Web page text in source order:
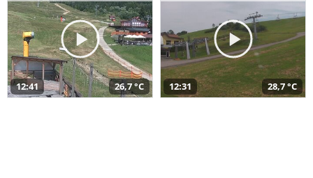
12:41 26,7 °C 12:31 28,7 °C